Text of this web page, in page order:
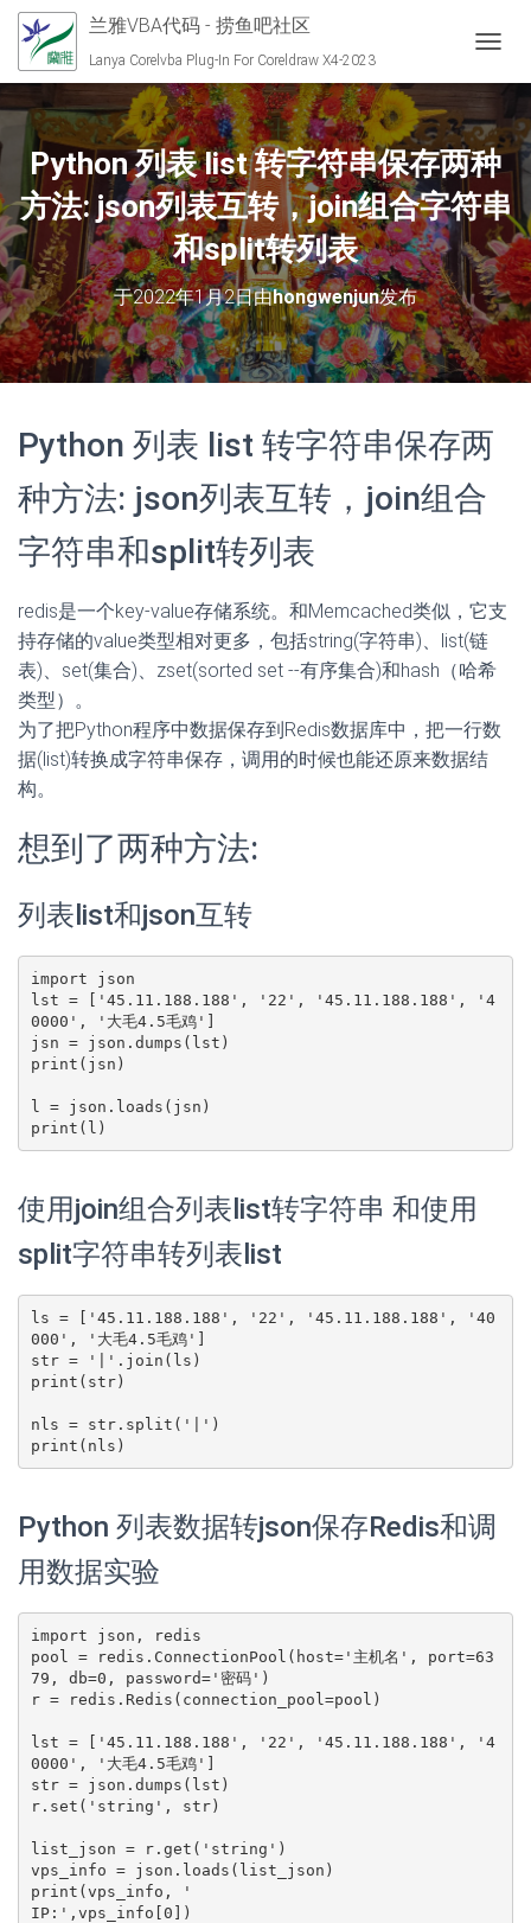
兰雅VBA代码 - 捞鱼吧社区
Lanya Corelvba Plug-In For Coreldraw X4-2023
Python 列表 list 转字符串保存两种
方法: json列表互转，join组合字符串
和split转列表
于2022年1月2日由hongwenjun发布
Python 列表 list 转字符串保存两
种方法: json列表互转，join组合
字符串和split转列表
redis是一个key-value存储系统。和Memcached类似，它支
持存储的value类型相对更多，包括string(字符串)、list(链
表)、set(集合)、zset(sorted set --有序集合)和hash（哈希
类型）。
为了把Python程序中数据保存到Redis数据库中，把一行数
据(list)转换成字符串保存，调用的时候也能还原来数据结
构。
想到了两种方法:
列表list和json互转
import json
lst = ['45.11.188.188', '22', '45.11.188.188', '4
0000', '大毛4.5毛鸡']
jsn = json.dumps(lst)
print(jsn)
l = json.loads(jsn)
print(l)
使用join组合列表list转字符串 和使用
split字符串转列表list
ls = ['45.11.188.188', '22', '45.11.188.188', '40
000', '大毛4.5毛鸡']
str = '|'.join(ls)
print(str)
nls = str.split('|')
print(nls)
Python 列表数据转json保存Redis和调
用数据实验
import json, redis
pool = redis.ConnectionPool(host='主机名', port=63
79, db=0, password='密码')
r = redis.Redis(connection_pool=pool)
lst = ['45.11.188.188', '22', '45.11.188.188', '4
0000', '大毛4.5毛鸡']
str = json.dumps(lst)
r.set('string', str)
list_json = r.get('string')
vps_info = json.loads(list_json)
print(vps_info, '
IP:',vps_info[0])